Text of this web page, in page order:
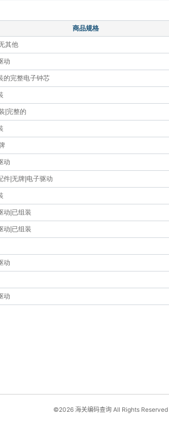
商品规格
其他
动
的完整电子钟芯
|完整的
动
件|无牌|电子驱动
动|已组装
动|已组装
动
动
©2026 海关编码查询 All Rights Reserved